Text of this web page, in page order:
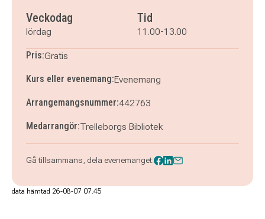
Veckodag
lördag
Tid
11.00-13.00
Pris:Gratis
Kurs eller evenemang:Evenemang
Arrangemangsnummer:442763
Medarrangör:Trelleborgs Bibliotek
Gå tillsammans, dela evenemanget:
data hämtad 26-08-07 07.45